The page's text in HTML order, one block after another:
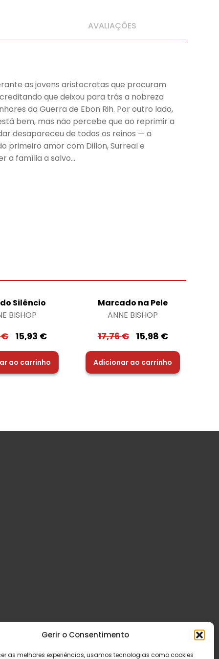
Gerir o Consentimento
as melhores experiências, usamos tecnologias como cookies
AVALIAÇÕES
as jovens aristocratas que procuram
que deixou para trás a nobreza
da Guerra de Ebon Rih. Por outro lado,
bem, mas não percebe que ao reprimir a
desapareceu de todos os reinos — a
primeiro amor com Dillon, Surreal e
a família a salvo…
Silêncio
BISHOP
€ 15,93 €
ao carrinho
Marcado na Pele
ANNE BISHOP
17,76€ 15,98 €
Adicionar ao carrinho